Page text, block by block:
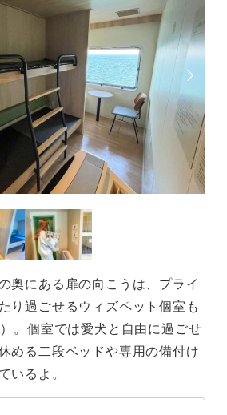
奥にある扉の向こうは、プライ
り過ごせるウィズペット個室も
。個室では愛犬と自由に過ごせ
める二段ベッドや専用の備付け
いるよ。